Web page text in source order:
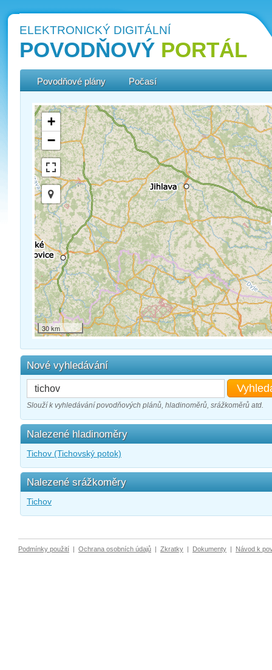
ELEKTRONICKÝ DIGITÁLNÍ
POVODŇOVÝ PORTÁL
Povodňové plány Počasí
+
−
30 km
Nové vyhledávání
Slouží k vyhledávání povodňových plánů, hladinoměrů, srážkoměrů atd.
Nalezené hladinoměry
Tichov (Tichovský potok)
Nalezené srážkoměry
Tichov
Podmínky použití | Ochrana osobních údajů | Zkratky | Dokumenty | Návod k